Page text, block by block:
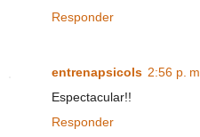
Responder
entrenapsicols 2:56 p. m.
Espectacular!!
Responder